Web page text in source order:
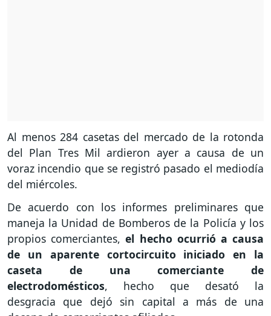
Al menos 284 casetas del mercado de la rotonda
del Plan Tres Mil ardieron ayer a causa de un
voraz incendio que se registró pasado el mediodía
del miércoles.
De acuerdo con los informes preliminares que
maneja la Unidad de Bomberos de la Policía y los
propios comerciantes,el hecho ocurrió a causa
de un aparente cortocircuito iniciado en la
caseta de una comerciante de
electrodomésticos, hecho que desató la
desgracia que dejó sin capital a más de una